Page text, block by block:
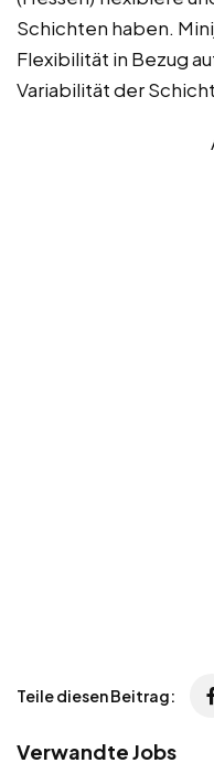
Schichten haben.
Flexibilität in Bezug
Variabilität der
Teile diesen Beitrag:
Verwandte Jobs